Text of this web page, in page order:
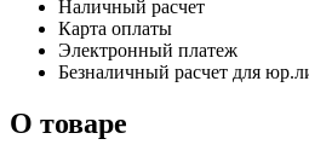
Наличный расчет
Карта оплаты
Электронный платеж
Безналичный расчет для
О товаре